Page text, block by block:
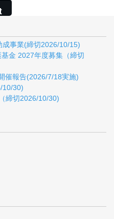
事業(締切2026/10/15)
金 2027年度募集（締切
催報告(2026/7/18実施)
10/30)
締切2026/10/30)